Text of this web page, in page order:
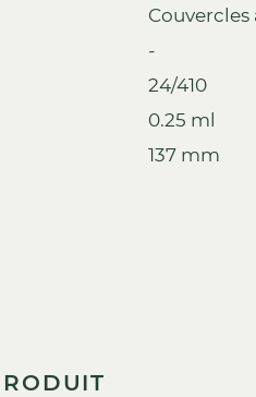
-
24/410
0.25 ml
137 mm